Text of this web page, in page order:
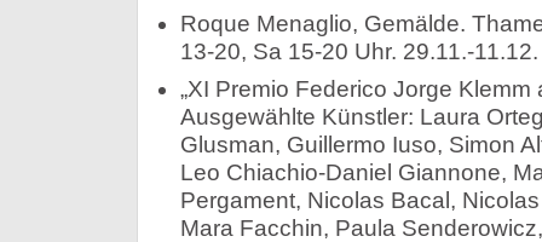
Roque Menaglio, Gemälde.
13-20, Sa 15-20 Uhr. 29.11.-11.12.
„XI Premio Federico Jorge Klemm
Ausgewählte Künstler: Laura
Glusman, Guillermo Iuso, Simon
Leo Chiachio-Daniel Giannone,
Pergament, Nicolas Bacal,
Mara Facchin, Paula